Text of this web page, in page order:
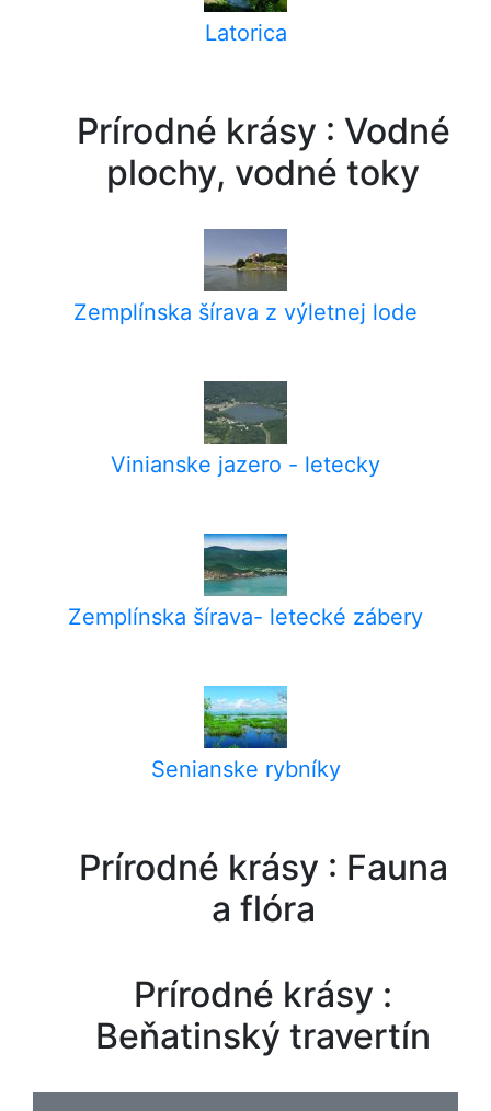
Latorica
Prírodné krásy : Vodné
plochy, vodné toky
Zemplínska šírava z výletnej lode
Vinianske jazero - letecky
Zemplínska šírava- letecké zábery
Senianske rybníky
Prírodné krásy : Fauna
a flóra
Prírodné krásy :
Beňatinský travertín